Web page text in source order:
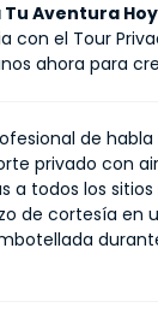
Tu Aventura
con el Tour
ahora para
de habla
privado con
a todos los
de cortesía en